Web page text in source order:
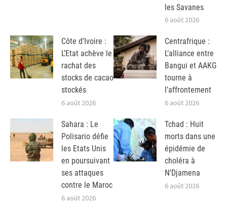
les Savanes
6 août 2026
Côte d’Ivoire :
L’Etat achève le
rachat des
stocks de cacao
stockés
6 août 2026
Centrafrique :
L’alliance entre
Bangui et AAKG
tourne à
l’affrontement
6 août 2026
Sahara : Le
Polisario défie
les Etats Unis
en poursuivant
ses attaques
contre le Maroc
6 août 2026
Tchad : Huit
morts dans une
épidémie de
choléra à
N’Djamena
6 août 2026